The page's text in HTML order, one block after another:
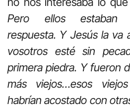
Pero ellos estaban
respuesta. Y Jesús la va
vosotros esté sin
primera piedra. Y fueron
más viejos…esos
habrían acostado con